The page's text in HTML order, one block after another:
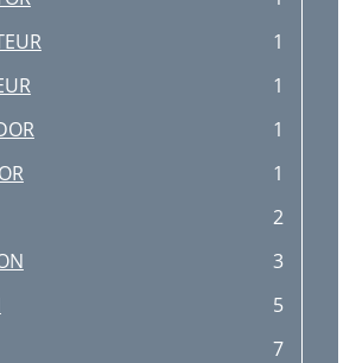
1
1
1
1
2
3
5
7